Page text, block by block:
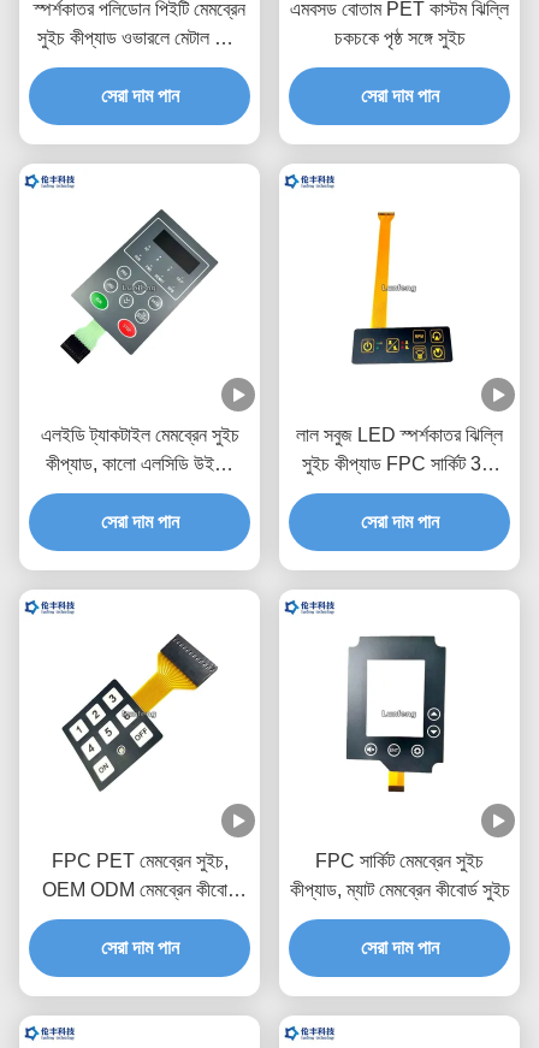
স্পর্শকাতর পলিডোন পিইটি মেমব্রেন
সুইচ কীপ্যাড ওভারলে মেটাল ডোম
চিকিৎসা সরঞ্জাম
সেরা দাম পান
এমবসড বোতাম PET কাস্টম ঝিল্লি
চকচকে পৃষ্ঠ সঙ্গে সুইচ
সেরা দাম পান
এলইডি ট্যাকটাইল মেমব্রেন সুইচ
কীপ্যাড, কালো এলসিডি উইন্ডো
মেটাল ডোম ট্যাকটাইল সুইচ
সেরা দাম পান
লাল সবুজ LED স্পর্শকাতর ঝিল্লি
সুইচ কীপ্যাড FPC সার্কিট 3M
আঠালো
সেরা দাম পান
FPC PET মেমব্রেন সুইচ,
OEM ODM মেমব্রেন কীবোর্ড
সুইচ
সেরা দাম পান
FPC সার্কিট মেমব্রেন সুইচ
কীপ্যাড, ম্যাট মেমব্রেন কীবোর্ড সুইচ
সেরা দাম পান